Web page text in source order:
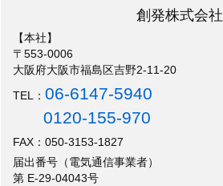
創発株式会社
【本社】
〒553-0006
大阪府大阪市福島区吉野2-11-20
TEL：06-6147-5940
0120-155-970
FAX：050-3153-1827
届出番号（電気通信事業者）
第 E-29-04043号